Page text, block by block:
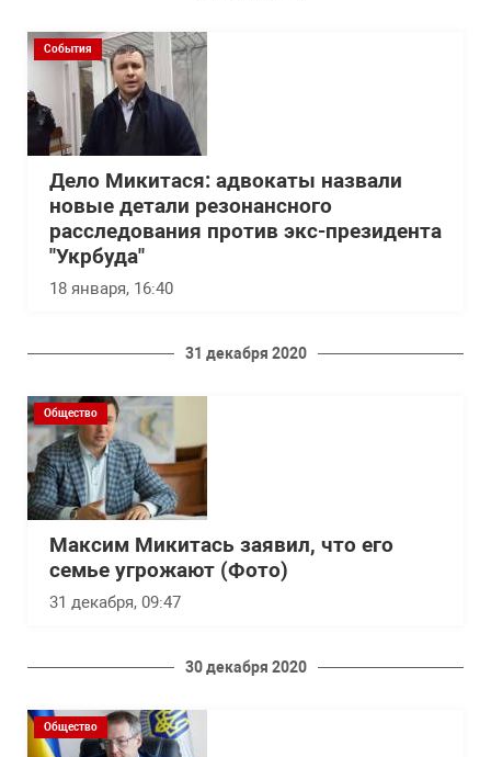
События
Дело Микитася: адвокаты назвали
новые детали резонансного
расследования против экс-президента
"Укрбуда"
18 января, 16:40
31 декабря 2020
Общество
Максим Микитась заявил, что его
семье угрожают (Фото)
31 декабря, 09:47
30 декабря 2020
Общество